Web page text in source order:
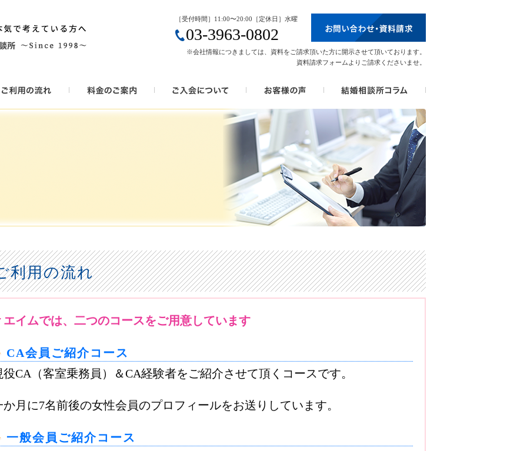
［受付時間］11:00〜20:00［定休日］水曜
03-3963-0802
※会社情報につきましては、資料をご請求頂いた方に開示させて頂いております。
資料請求フォームよりご請求くださいませ。
利用の流れ
イムでは、二つのコースをご用意しています
CA会員ご紹介コース
役CA（客室乗務員）＆CA経験者をご紹介させて頂くコースです。
か月に7名前後の女性会員のプロフィールをお送りしています。
一般会員ご紹介コース